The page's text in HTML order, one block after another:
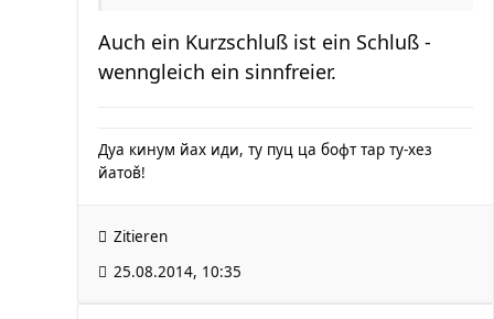
Auch ein Kurzschluß ist ein Schluß -
wenngleich ein sinnfreier.
Дуа кинум йах иди, ту пуц ца бофт тар ту-хез
йатов̌!
Zitieren
25.08.2014, 10:35